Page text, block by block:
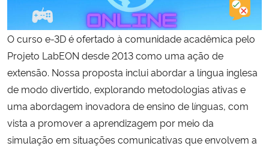
Secretaria de Governo
Gabinete de Segurança Institucional
Advocacia-Geral da União
O curso e-3D é ofertado à comunidade acadêmica pelo
Projeto LabEON desde 2013 como uma ação de
extensão. Nossa proposta inclui abordar a língua inglesa
de modo divertido, explorando metodologias ativas e
uma abordagem inovadora de ensino de línguas, com
vista a promover a aprendizagem por meio da
simulação em situações comunicativas que envolvem a